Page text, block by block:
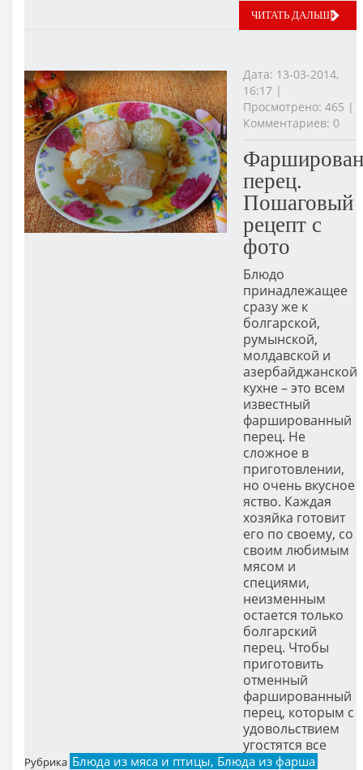
ЧИТАТЬ ДАЛЬШЕ
Дата: 13-03-2014,
16:17 |
Просмотрено: 465 |
Комментариев: 0
перец.
Пошаговый
рецепт с
фото
Блюдо
принадлежащее
сразу же к
болгарской,
румынской,
молдавской и
азербайджанской
кухне – это всем
известный
фаршированный
перец. Не
сложное в
приготовлении,
но очень вкусное
яство. Каждая
хозяйка готовит
его по своему, со
своим любимым
мясом и
специями,
неизменным
остается только
болгарский
перец. Чтобы
приготовить
отменный
фаршированный
перец, которым с
удовольствием
угостятся все
Рубрика Блюда из мяса и птицы, Блюда из фарша